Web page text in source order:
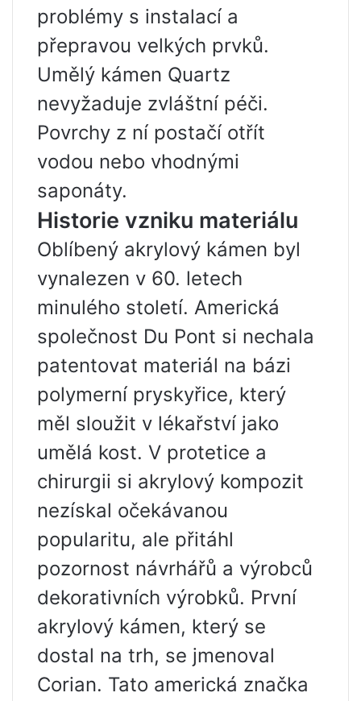
problémy s instalací a
přepravou velkých prvků.
Umělý kámen Quartz
nevyžaduje zvláštní péči.
Povrchy z ní postačí otřít
vodou nebo vhodnými
saponáty.
Historie vzniku materiálu
Oblíbený akrylový kámen byl
vynalezen v 60. letech
minulého století. Americká
společnost Du Pont si nechala
patentovat materiál na bázi
polymerní pryskyřice, který
měl sloužit v lékařství jako
umělá kost. V protetice a
chirurgii si akrylový kompozit
nezískal očekávanou
popularitu, ale přitáhl
pozornost návrhářů a výrobců
dekorativních výrobků. První
akrylový kámen, který se
dostal na trh, se jmenoval
Corian. Tato americká značka